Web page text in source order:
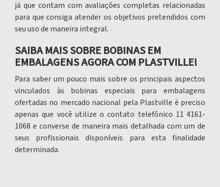
já que contam com avaliações completas relacionadas
para que consiga atender os objetivos pretendidos com
seu uso de maneira integral.
SAIBA MAIS SOBRE BOBINAS EM
EMBALAGENS AGORA COM PLASTVILLE!
Para saber um pouco mais sobre os principais aspectos
vinculados às bobinas especiais para embalagens
ofertadas no mercado nacional pela Plastville é preciso
apenas que você utilize o contato telefônico 11 4161-
1068 e converse de maneira mais detalhada com um de
seus profissionais disponíveis para esta finalidade
determinada.